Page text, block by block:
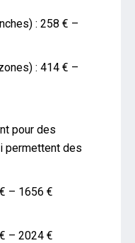
: 258 € –
: 414 € –
pour des
permettent des
– 1656 €
– 2024 €